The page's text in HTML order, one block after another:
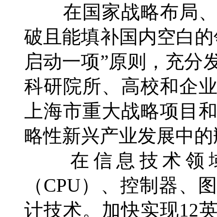
在国家战略布局、
破且能填补国内空白
启动一项”原则，充分
科研院所、高校和企
上海市重大战略项目
略性新兴产业发展中
在信息技术领
（CPU）、控制器、
计技术。加快实现12